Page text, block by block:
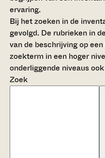
ervaring.
Bij het zoeken in de
gevolgd. De rubrieken in
van de beschrijving op
zoekterm in een hoger
onderliggende niveaus
Zoek